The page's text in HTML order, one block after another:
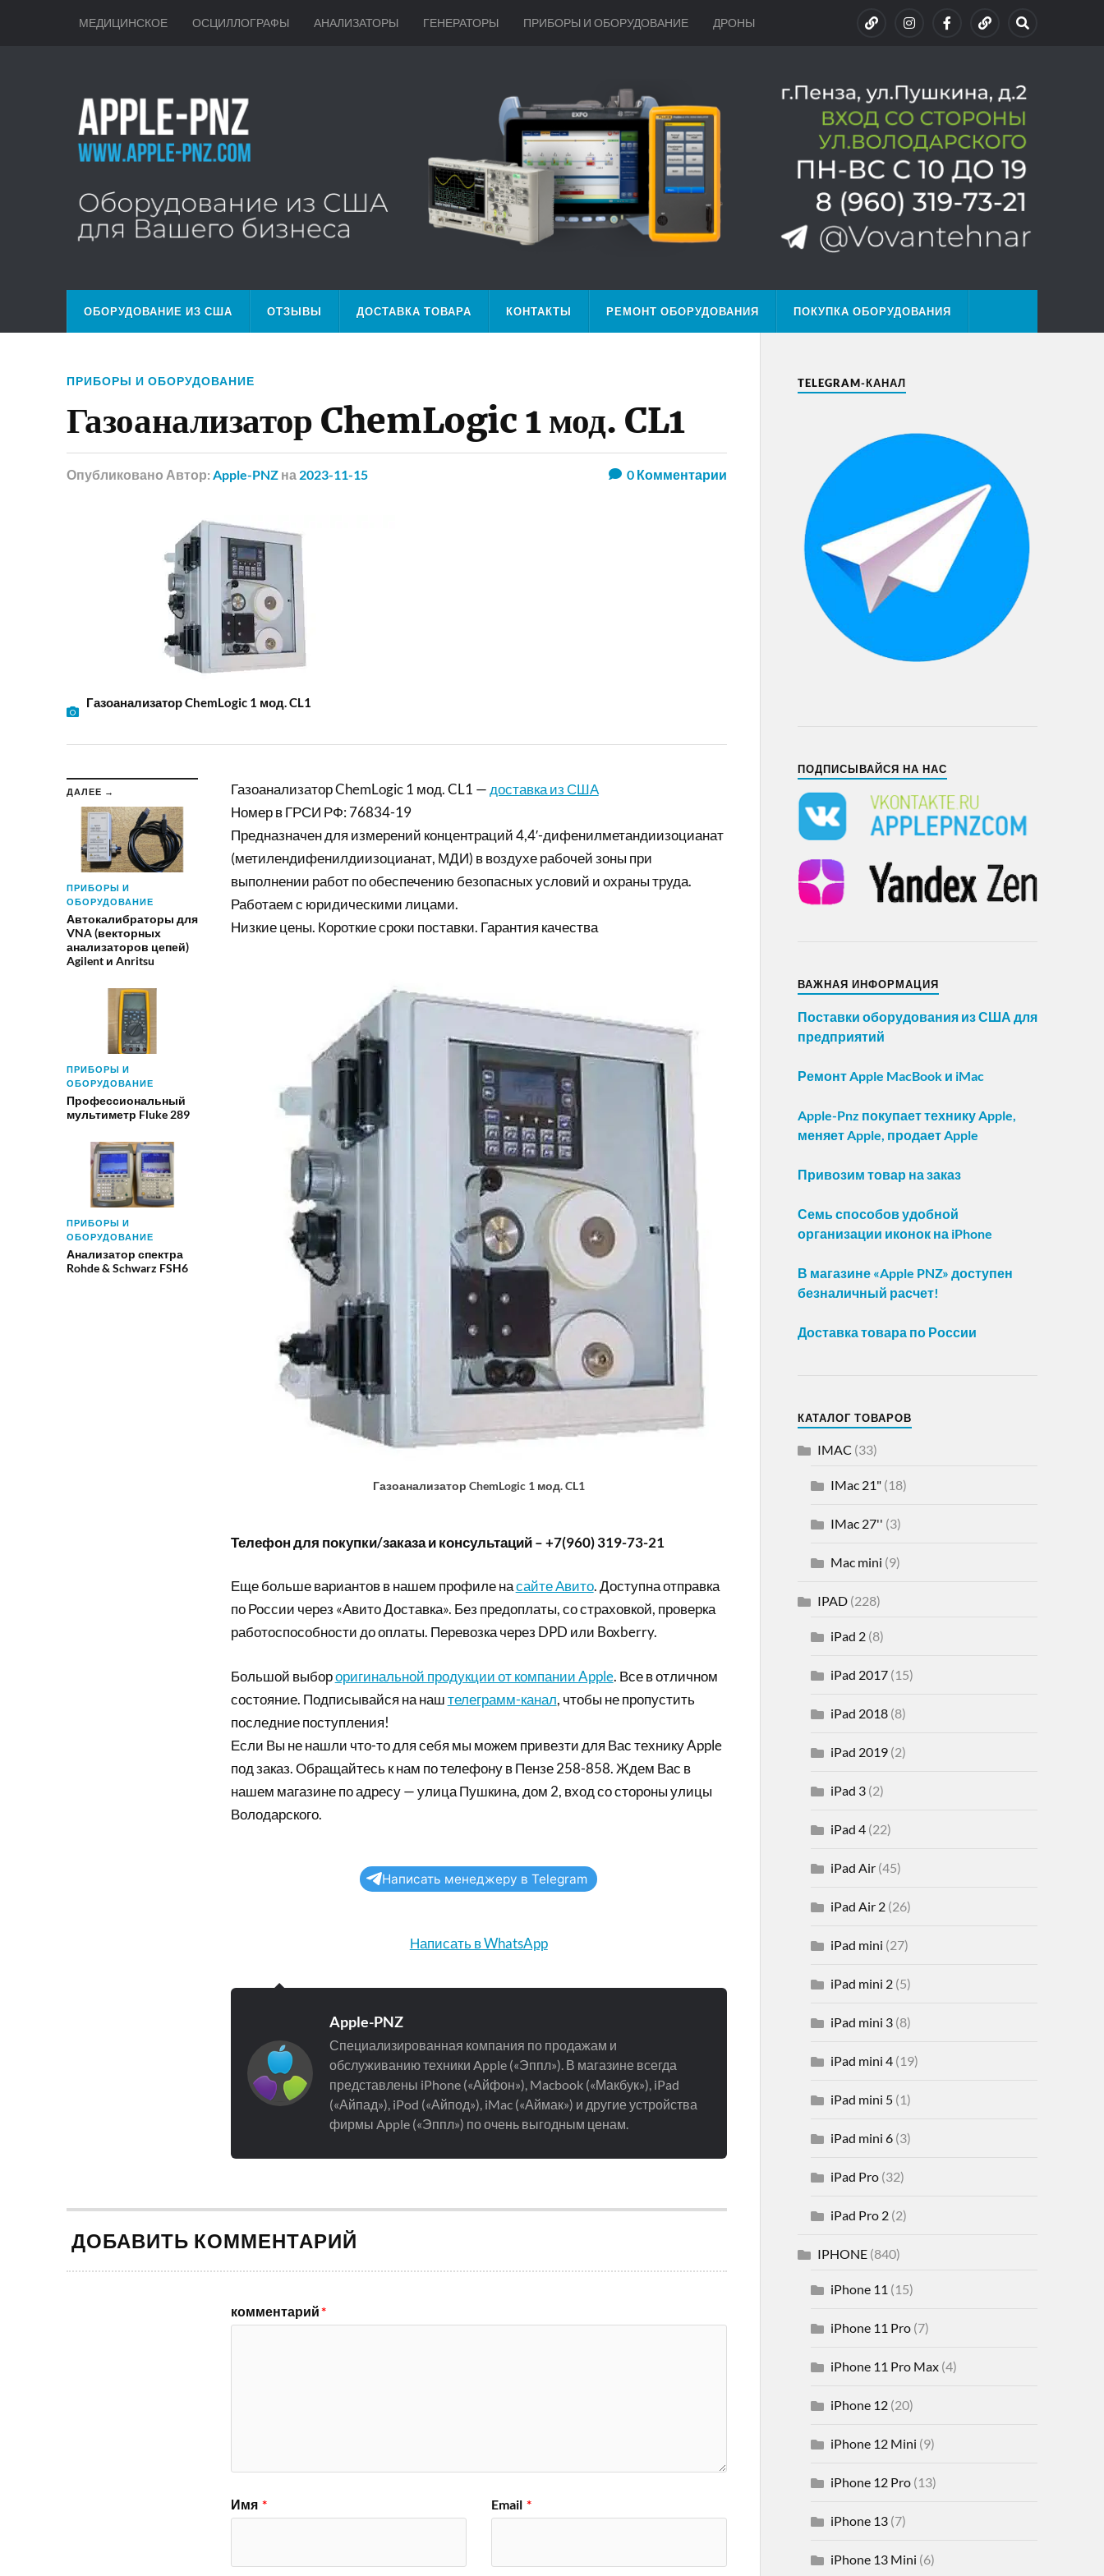
МЕДИЦИНСКОЕ ОСЦИЛЛОГРАФЫ АНАЛИЗАТОРЫ ГЕНЕРАТОРЫ ПРИБОРЫ И ОБОРУДОВАНИЕ ДРОНЫ
ОБОРУДОВАНИЕ ИЗ США ОТЗЫВЫ ДОСТАВКА ТОВАРА КОНТАКТЫ РЕМОНТ ОБОРУДОВАНИЯ ПОКУПКА ОБОРУДОВАНИЯ
ПРИБОРЫ И ОБОРУДОВАНИЕ
Газоанализатор ChemLogic 1 мод. CL1
Опубликовано Автор: Apple-PNZ на 2023-11-15 0Комментарии
Газоанализатор ChemLogic 1 мод. CL1
ДАЛЕЕ →
ПРИБОРЫ И
ОБОРУДОВАНИЕ
Автокалибраторы для
VNA (векторных
анализаторов цепей)
Agilent и Anritsu
ПРИБОРЫ И
ОБОРУДОВАНИЕ
Профессиональный
мультиметр Fluke 289
ПРИБОРЫ И
ОБОРУДОВАНИЕ
Анализатор спектра
Rohde & Schwarz FSH6
Газоанализатор ChemLogic 1 мод. CL1 — доставка из США
Номер в ГРСИ РФ: 76834-19
Предназначен для измерений концентраций 4,4′-дифенилметандиизоцианат
(метилендифенилдиизоцианат, МДИ) в воздухе рабочей зоны при
выполнении работ по обеспечению безопасных условий и охраны труда.
Работаем с юридическими лицами.
Низкие цены. Короткие сроки поставки. Гарантия качества
Газоанализатор ChemLogic 1 мод. CL1
Телефон для покупки/заказа и консультаций – +7(960) 319-73-21
Еще больше вариантов в нашем профиле насайте Авито. Доступна отправка
по России через «Авито Доставка». Без предоплаты, со страховкой, проверка
работоспособности до оплаты. Перевозка через DPD или Boxberry.
Большой выбороригинальной продукции от компании Apple. Все в отличном
состояние. Подписывайся на наштелеграмм-канал, чтобы не пропустить
последние поступления!
Если Вы не нашли что-то для себя мы можем привезти для Вас технику Apple
под заказ. Обращайтесь к нам по телефону в Пензе 258-858. Ждем Вас в
нашем магазине по адресу — улица Пушкина, дом 2, вход со стороны улицы
Володарского.
Написать менеджеру в Telegram
Написать в WhatsApp
Apple-PNZ
Специализированная компания по продажам и
обслуживанию техники Apple («Эппл»). В магазине всегда
представлены iPhone («Айфон»), Macbook («Макбук»), iPad
(«Айпад»), iPod («Айпод»), iMac («Аймак») и другие устройства
фирмы Apple («Эппл») по очень выгодным ценам.
ДОБАВИТЬ КОММЕНТАРИЙ
комментарий*
Имя * Email *
TELEGRAM-КАНАЛ
ПОДПИСЫВАЙСЯ НА НАС
ВАЖНАЯ ИНФОРМАЦИЯ
Поставки оборудования из США для
предприятий
Ремонт Apple MacBook и iMac
Apple-Pnz покупает технику Apple,
меняет Apple, продает Apple
Привозим товар на заказ
Семь способов удобной
организации иконок на iPhone
В магазине «Apple PNZ» доступен
безналичный расчет!
Доставка товара по России
КАТАЛОГ ТОВАРОВ
IMAC (33)
IMac 21"(18)
IMac 27'' (3)
Mac mini (9)
IPAD(228)
iPad 2(8)
iPad 2017(15)
iPad 2018(8)
iPad 2019(2)
iPad 3(2)
iPad 4(22)
iPad Air(45)
iPad Air 2(26)
iPad mini (27)
iPad mini 2(5)
iPad mini 3(8)
iPad mini 4(19)
iPad mini 5(1)
iPad mini 6(3)
iPad Pro(32)
iPad Pro 2(2)
IPHONE(840)
iPhone 11 (15)
iPhone 11 Pro(7)
iPhone 11 Pro Max(4)
iPhone 12(20)
iPhone 12 Mini (9)
iPhone 12 Pro(13)
iPhone 13(7)
iPhone 13 Mini (6)